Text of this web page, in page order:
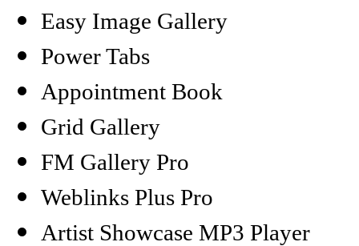
Easy Image Gallery
Power Tabs
Appointment Book
Grid Gallery
FM Gallery Pro
Weblinks Plus Pro
Artist Showcase MP3 Player